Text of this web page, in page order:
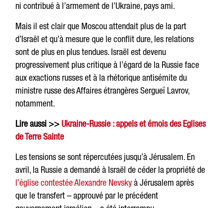
ni contribué à l’armement de l’Ukraine, pays ami.
Mais il est clair que Moscou attendait plus de la part
d’Israël et qu’à mesure que le conflit dure, les relations
sont de plus en plus tendues. Israël est devenu
progressivement plus critique à l’égard de la Russie face
aux exactions russes et à la rhétorique antisémite du
ministre russe des Affaires étrangères Sergueï Lavrov,
notamment.
Lire aussi >>Ukraine-Russie : appels et émois des Eglises
de Terre Sainte
Les tensions se sont répercutées jusqu’à Jérusalem. En
avril, la Russie a demandé à Israël de céder la propriété de
l’église contestée Alexandre Nevskyà Jérusalem après
que le transfert – approuvé par le précédent